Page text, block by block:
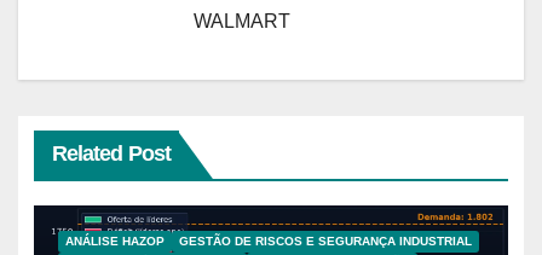
WALMART
Related Post
ANÁLISE HAZOP
GESTÃO DE RISCOS E SEGURANÇA INDUSTRIAL